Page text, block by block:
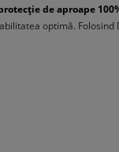
de aproape
optimă.
pantofilor. Cum se